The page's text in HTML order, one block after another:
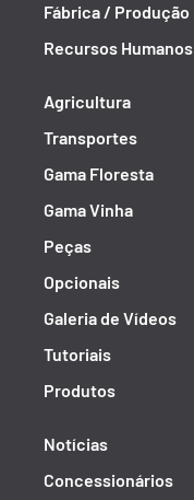
Fábrica / Produção
Recursos Humanos
Agricultura
Transportes
Gama Floresta
Gama Vinha
Peças
Opcionais
Galeria de Vídeos
Tutoriais
Produtos
Notícias
Concessionários